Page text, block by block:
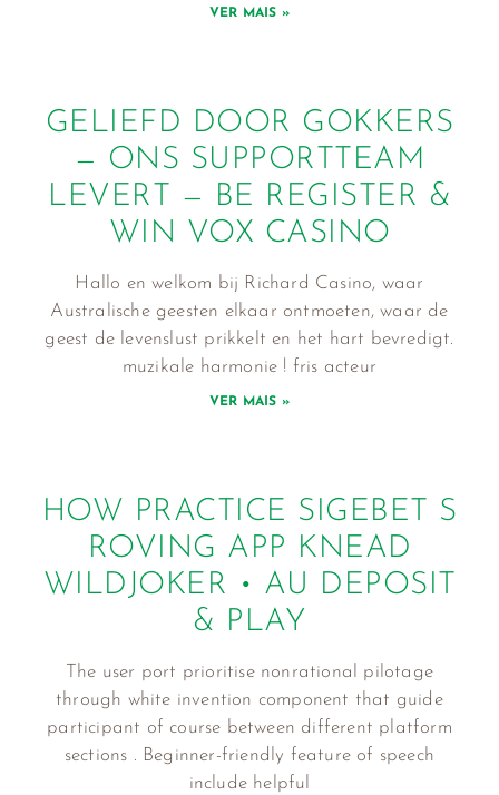
VER MAIS »
GELIEFD DOOR GOKKERS
— ONS SUPPORTTEAM
LEVERT — BE REGISTER &
WIN VOX CASINO
Hallo en welkom bij Richard Casino, waar
Australische geesten elkaar ontmoeten, waar de
geest de levenslust prikkelt en het hart bevredigt.
muzikale harmonie ! fris acteur
VER MAIS »
HOW PRACTICE SIGEBET S
ROVING APP KNEAD
WILDJOKER • AU DEPOSIT
& PLAY
The user port prioritise nonrational pilotage
through white invention component that guide
participant of course between different platform
sections . Beginner-friendly feature of speech
include helpful